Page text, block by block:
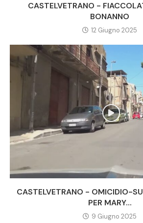
CASTELVETRANO -
BONANNO
12 Giugno 2025
CASTELVETRANO - OMICIDIO-
PER MARY...
9 Giugno 2025